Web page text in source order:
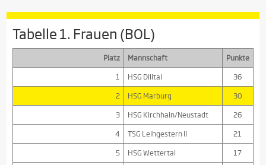
Tabelle 1. Frauen (BOL)
Platz Mannschaft
Punkte
1
HSG Dilltal
36
2
HSG Marburg
30
3
HSG Kirchhain/Neustadt
26
4
TSG Leihgestern II
21
5
HSG Wettertal
17